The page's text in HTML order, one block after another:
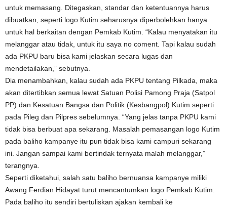
untuk memasang. Ditegaskan, standar dan ketentuannya harus
dibuatkan, seperti logo Kutim seharusnya diperbolehkan hanya
untuk hal berkaitan dengan Pemkab Kutim. “Kalau menyatakan itu
melanggar atau tidak, untuk itu saya no coment. Tapi kalau sudah
ada PKPU baru bisa kami jelaskan secara lugas dan
mendetailakan,” sebutnya.
Dia menambahkan, kalau sudah ada PKPU tentang Pilkada, maka
akan ditertibkan semua lewat Satuan Polisi Pamong Praja (Satpol
PP) dan Kesatuan Bangsa dan Politik (Kesbangpol) Kutim seperti
pada Pileg dan Pilpres sebelumnya. “Yang jelas tanpa PKPU kami
tidak bisa berbuat apa sekarang. Masalah pemasangan logo Kutim
pada baliho kampanye itu pun tidak bisa kami campuri sekarang
ini. Jangan sampai kami bertindak ternyata malah melanggar,”
terangnya.
Seperti diketahui, salah satu baliho bernuansa kampanye miliki
Awang Ferdian Hidayat turut mencantumkan logo Pemkab Kutim.
Pada baliho itu sendiri bertuliskan ajakan kembali ke